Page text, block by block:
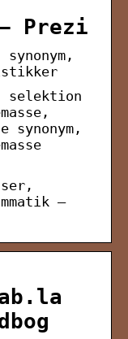
Prezi
selektion
synonym,
–